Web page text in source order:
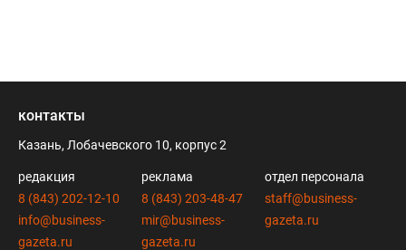
контакты
Казань, Лобачевского 10, корпус 2
редакция
8 (843) 202-12-10
info@business-
gazeta.ru
реклама
8 (843) 203-48-47
mir@business-
gazeta.ru
отдел персонала
staff@business-
gazeta.ru